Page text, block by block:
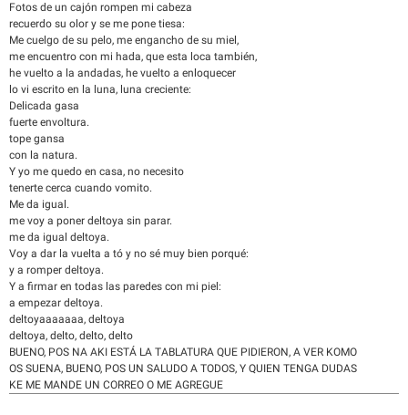
Fotos de un cajón rompen mi cabeza
recuerdo su olor y se me pone tiesa:
Me cuelgo de su pelo, me engancho de su miel,
me encuentro con mi hada, que esta loca también,
he vuelto a la andadas, he vuelto a enloquecer
lo vi escrito en la luna, luna creciente:
Delicada gasa
fuerte envoltura.
tope gansa
con la natura.
Y yo me quedo en casa, no necesito
tenerte cerca cuando vomito.
Me da igual.
me voy a poner deltoya sin parar.
me da igual deltoya.
Voy a dar la vuelta a tó y no sé muy bien porqué:
y a romper deltoya.
Y a firmar en todas las paredes con mi piel:
a empezar deltoya.
deltoyaaaaaaa, deltoya
deltoya, delto, delto, delto
BUENO, POS NA AKI ESTÁ LA TABLATURA QUE PIDIERON, A VER KOMO
OS SUENA, BUENO, POS UN SALUDO A TODOS, Y QUIEN TENGA DUDAS
KE ME MANDE UN CORREO O ME AGREGUE